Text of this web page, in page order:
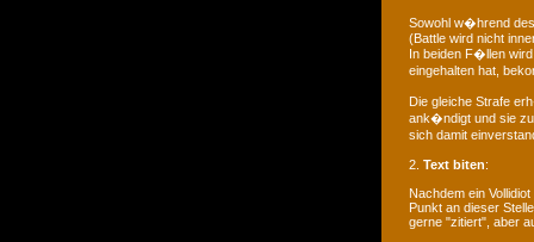
Sowohl w�hrend
(Battle wird nicht
In beiden F�llen
eingehalten hat,
Die gleiche Strafe
ank�ndigt und sie
sich damit
2. Text biten:
Nachdem ein
Punkt an dieser
gerne "zitiert", aber